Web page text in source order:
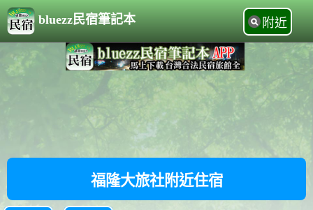
bluezz民宿筆記本 附近
福隆大旅社附近住宿